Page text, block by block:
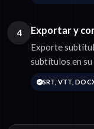
4 Exportar y
Exporte
subtítulos en su
SRT, VTT,